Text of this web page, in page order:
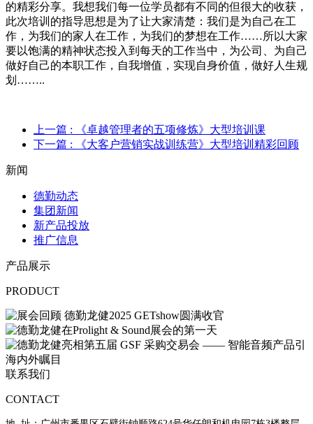
的精彩分享。我想我们每一位学员都有不同的但很大的收获，
此次培训的指导思想是为了让大家清楚：我们是为自己在工
作，为我们的家人在工作，为我们的梦想在工作……所以大家
要以饱满的精神状态投入到每天的工作当中，为公司、为自己
做好自己的本职工作，自我增值，实现自身价值，做好人生规
划……..
上一篇 : 《卓越管理者的五项修炼》大型培训课
下一篇 : 《大客户营销实战训练营》大型培训精彩回顾
新闻
德勤动态
集团新闻
新产品投放
推广信息
产品展示
PRODUCT
联系我们
CONTACT